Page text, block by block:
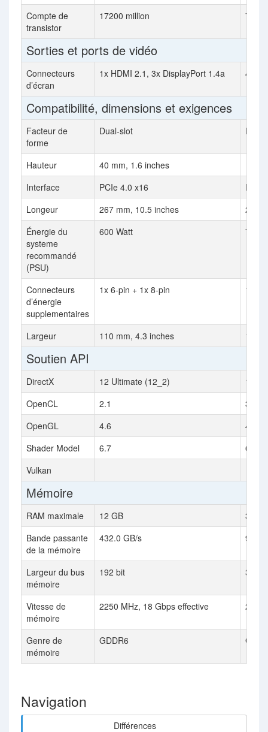
Compte de
transistor
17200 million
Sorties et ports de vidéo
Connecteurs
d’écran
1x HDMI 2.1, 3x DisplayPort 1.4a 4x
Compatibilité, dimensions et exigences
Facteur de
forme
Dual-slot Dual-
Hauteur
40 mm, 1.6 inches
Interface
PCIe 4.0 x16
PCIe
Longeur
267 mm, 10.5 inches
267
Énergie du
systeme
recommandé
(PSU)
600 Watt 700
Connecteurs
d’énergie
supplementaires
1x 6-pin + 1x 8-pin 1x
Largeur 110 mm, 4.3 inches 112
Soutien API
DirectX 12 Ultimate (12_2)
12
OpenCL
2.1
3.0
OpenGL
4.6
4.6
Shader Model
6.7
6.7
Vulkan
Mémoire
RAM maximale 12 GB
32
Bande passante
de la mémoire
432.0 GB/s
Largeur du bus
mémoire
192 bit 384
Vitesse de
mémoire
2250 MHz, 18 Gbps effective 2500
Genre de
mémoire
GDDR6
Navigation
Différences